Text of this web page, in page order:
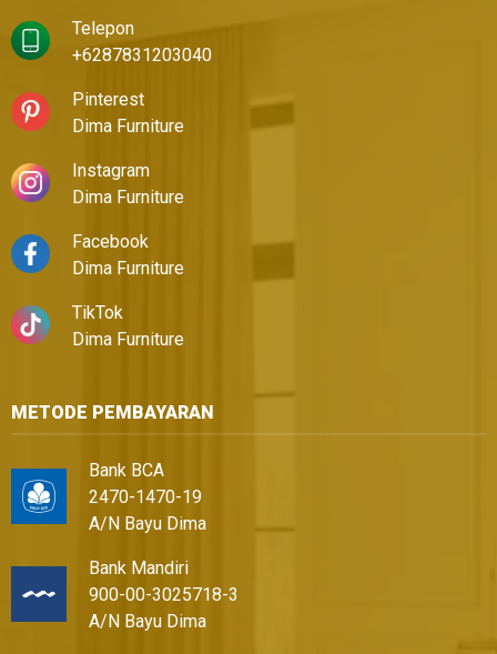
Telepon
+6287831203040
Pinterest
Dima Furniture
Instagram
Dima Furniture
Facebook
Dima Furniture
TikTok
Dima Furniture
METODE PEMBAYARAN
Bank BCA
2470-1470-19
A/N Bayu Dima
Bank Mandiri
900-00-3025718-3
A/N Bayu Dima